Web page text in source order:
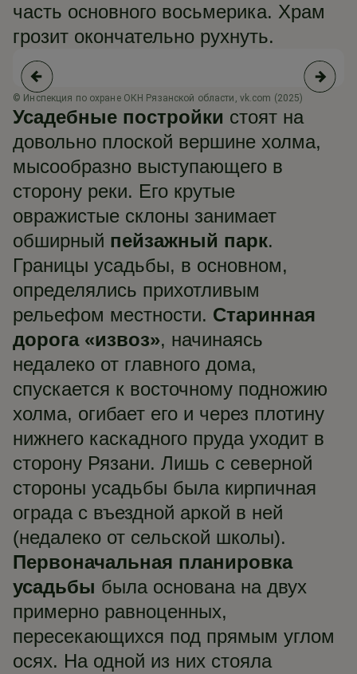
часть основного восьмерика. Храм
грозит окончательно рухнуть.
© Инспекция по охране ОКН Рязанской области, vk.com (2025)
Усадебные постройки стоят на
довольно плоской вершине холма,
мысообразно выступающего в
сторону реки. Его крутые
овражистые склоны занимает
обширный пейзажный парк.
Границы усадьбы, в основном,
определялись прихотливым
рельефом местности. Старинная
дорога «извоз», начинаясь
недалеко от главного дома,
спускается к восточному подножию
холма, огибает его и через плотину
нижнего каскадного пруда уходит в
сторону Рязани. Лишь с северной
стороны усадьбы была кирпичная
ограда с въездной аркой в ней
(недалеко от сельской школы).
Первоначальная планировка
усадьбы была основана на двух
примерно равноценных,
пересекающихся под прямым углом
осях. На одной из них стояла